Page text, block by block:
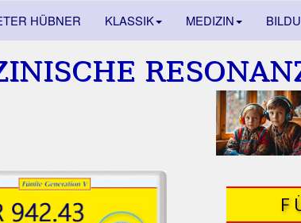
HÜBNER KLASSIK MEDIZIN